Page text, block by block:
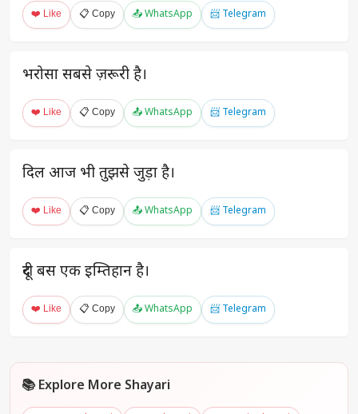
❤️ Like 📋 Copy 📤 WhatsApp 📨 Telegram
भरोसा सबसे ज़रूरी है।
❤️ Like 📋 Copy 📤 WhatsApp 📨 Telegram
दिल आज भी तुझसे जुड़ा है।
❤️ Like 📋 Copy 📤 WhatsApp 📨 Telegram
दूरी बस एक इम्तिहान है।
❤️ Like 📋 Copy 📤 WhatsApp 📨 Telegram
📚 Explore More Shayari